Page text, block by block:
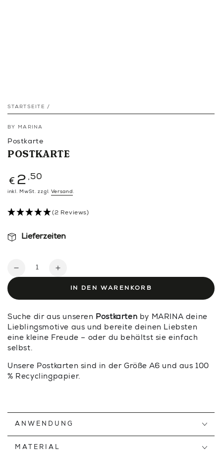
STARTSEITE /
BY MARINA
Postkarte
POSTKARTE
Regulärer
Preis
€ 2 ,50
inkl. MwSt. zzgl. Versand.
(2 Reviews)
Lieferzeiten
Verringere
BEE
HÄPPY
—
POSTKARTE
Erhöhe
BEE
HÄPPY
—
IN DEN WARENKORB
Suche dir aus unseren Postkarten by MARINA deine
Lieblingsmotive aus und bereite deinen Liebsten
eine kleine Freude – oder du behältst sie einfach
selbst.
Unsere Postkarten sind in der Größe A6 und aus 100
% Recyclingpapier.
ANWENDUNG
MATERIAL